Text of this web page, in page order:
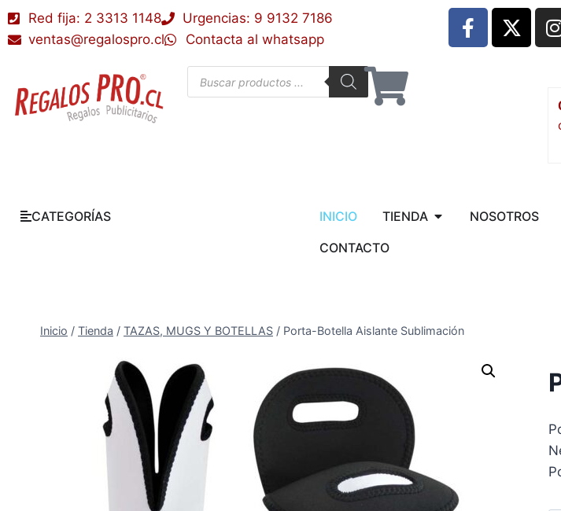
Red fija: 2 3313 1148
Urgencias: 9 9132 7186
ventas@regalospro.cl
Contacta al whatsapp
CATEGORÍAS INICIO TIENDA
NOSOTROS
CONTACTO
Inicio / Tienda / TAZAS, MUGS Y BOTELLAS / Porta-Botella Aislante Sublimación